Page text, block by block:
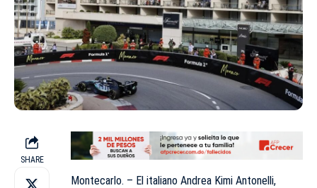
SHARE
Montecarlo. – El italiano Andrea Kimi Antonelli,